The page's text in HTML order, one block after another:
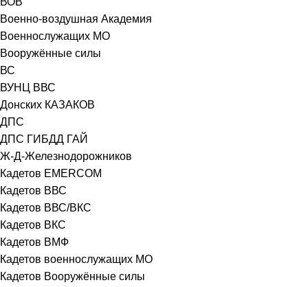
Военно-воздушная Академия
Военнослужащих МО
Вооружённые силы
ВС
ВУНЦ ВВС
Донских КАЗАКОВ
ДПС
ДПС ГИБДД ГАЙ
Ж-Д-Железнодорожников
Кадетов EMERCOM
Кадетов ВВС
Кадетов ВВС/ВКС
Кадетов ВКС
Кадетов ВМФ
Кадетов военнослужащих МО
Кадетов Вооружённые силы